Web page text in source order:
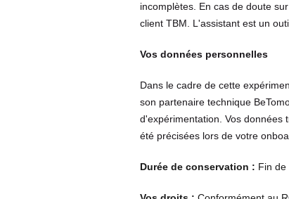
incomplètes. En cas de doute
client TBM. L'assistant est un
Vos données personnelles
Dans le cadre de cette
son partenaire technique
d'expérimentation. Vos données
été précisées lors de votre
Durée de conservation : Fin de